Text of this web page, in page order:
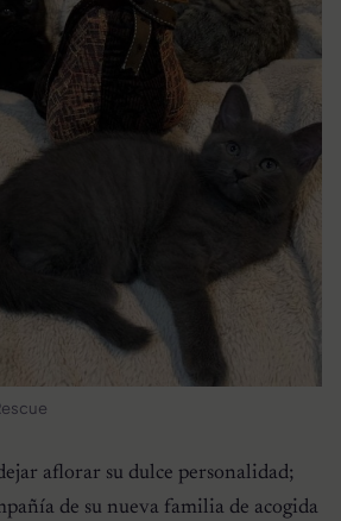
aflorar su dulce personalidad;
de su nueva familia de acogida